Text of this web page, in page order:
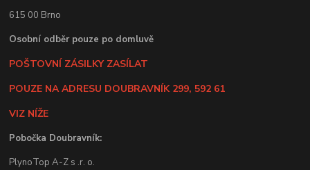
615 00 Brno
Osobní odběr pouze po domluvě
POŠTOVNÍ ZÁSILKY ZASÍLAT
POUZE NA ADRESU DOUBRAVNÍK 299, 592 61
VIZ NÍŽE
Pobočka Doubravník:
PlynoTop A-Z s .r. o.